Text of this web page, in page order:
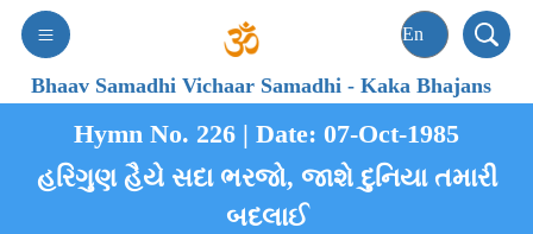
Bhaav Samadhi Vichaar Samadhi-Kaka Bhajans
Hymn No. 226 | Date: 07-Oct-1985
હરિગુણ હૈયે સદા ભરજો, જાશે દુનિયા તમારી
બદલાઈ